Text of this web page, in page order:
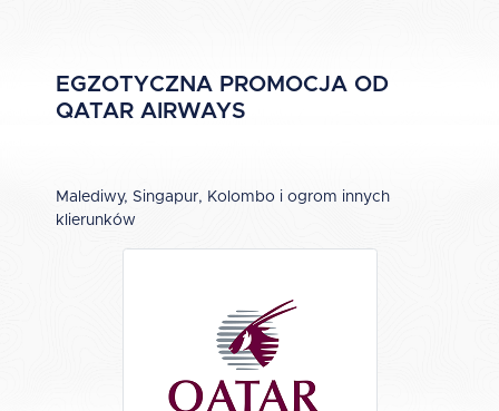
EGZOTYCZNA PROMOCJA OD
QATAR AIRWAYS
Malediwy, Singapur, Kolombo i ogrom innych
klierunków